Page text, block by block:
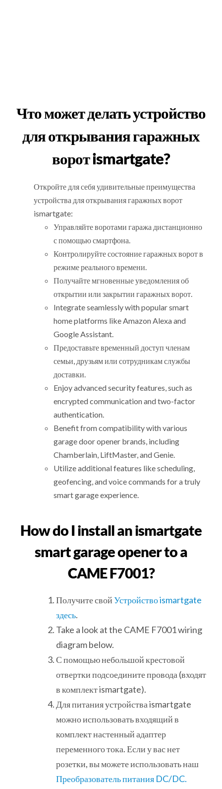
Что может делать устройство
для открывания гаражных
ворот ismartgate?
Откройте для себя удивительные преимущества
устройства для открывания гаражных ворот
ismartgate:
Управляйте воротами гаража дистанционно
с помощью смартфона.
Контролируйте состояние гаражных ворот в
режиме реального времени.
Получайте мгновенные уведомления об
открытии или закрытии гаражных ворот.
Integrate seamlessly with popular smart
home platforms like Amazon Alexa and
Google Assistant.
Предоставьте временный доступ членам
семьи, друзьям или сотрудникам службы
доставки.
Enjoy advanced security features, such as
encrypted communication and two-factor
authentication.
Benefit from compatibility with various
garage door opener brands, including
Chamberlain, LiftMaster, and Genie.
Utilize additional features like scheduling,
geofencing, and voice commands for a truly
smart garage experience.
How do I install an ismartgate
smart garage opener to a
CAME F7001?
Получите свойУстройство ismartgate
здесь.
Take a look at the CAME F7001 wiring
diagram below.
С помощью небольшой крестовой
отвертки подсоедините провода (входят
в комплект ismartgate).
Для питания устройства ismartgate
можно использовать входящий в
комплект настенный адаптер
переменного тока. Если у вас нет
розетки, вы можете использовать наш
Преобразователь питания DC/DC.